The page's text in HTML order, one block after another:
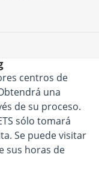
centros de
una
de su proceso.
sólo tomará
Se puede visitar
sus horas de